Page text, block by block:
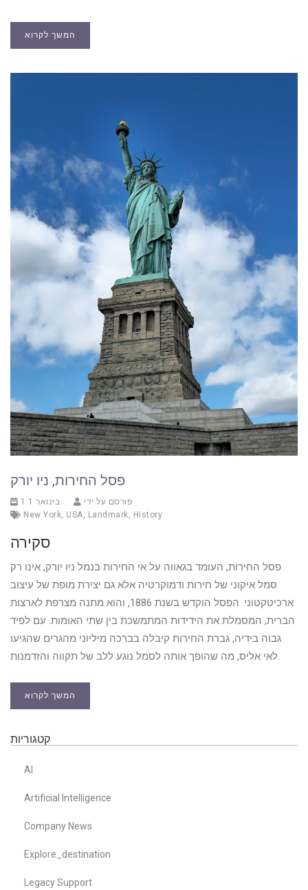
המשך לקרוא
פסל החירות, ניו יורק
1 בינואר 1
פורסם על ידי
New York, USA, Landmark, History
סקירה
פסל החירות, העומד בגאווה על אי החירות בנמל ניו יורק, אינו רק
סמל איקוני של חירות ודמוקרטיה אלא גם יצירת מופת של עיצוב
ארכיטקטוני. הפסל הוקדש בשנת 1886, והוא מתנה מצרפת לארצות
הברית, המסמלת את הידידות המתמשכת בין שתי האומות. עם לפיד
גבוה בידיה, גברת החירות קיבלה בברכה מיליוני מהגרים שהגיעו
לאי אליס, מה שהופך אותה לסמל נוגע ללב של תקווה והזדמנות.
המשך לקרוא
קטגוריות
AI
Artificial Intelligence
Company News
Explore_destination
Legacy Support